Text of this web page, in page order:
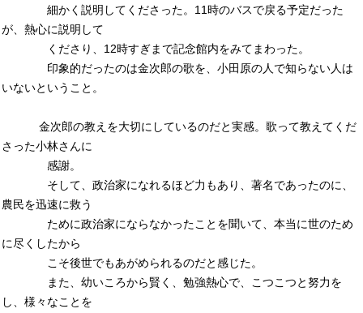
細かく説明してくださった。11時のバスで戻る予定だった
が、熱心に説明して
くださり、12時すぎまで記念館内をみてまわった。
印象的だったのは金次郎の歌を、小田原の人で知らない人は
いないということ。
金次郎の教えを大切にしているのだと実感。歌って教えてくだ
さった小林さんに
感謝。
そして、政治家になれるほど力もあり、著名であったのに、
農民を迅速に救う
ために政治家にならなかったことを聞いて、本当に世のため
に尽くしたから
こそ後世でもあがめられるのだと感じた。
また、幼いころから賢く、勉強熱心で、こつこつと努力を
し、様々なことを